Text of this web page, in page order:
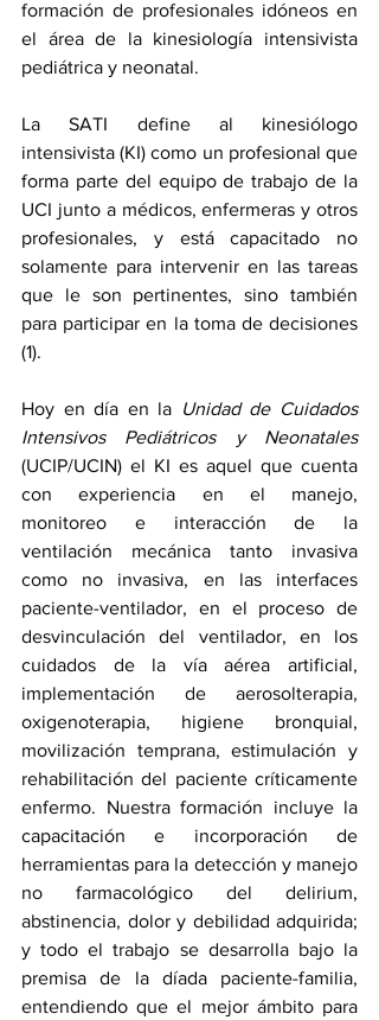
formación de profesionales idóneos en
el área de la kinesiología intensivista
pediátrica y neonatal.
La SATI define al kinesiólogo
intensivista (KI) como un profesional que
forma parte del equipo de trabajo de la
UCI junto a médicos, enfermeras y otros
profesionales, y está capacitado no
solamente para intervenir en las tareas
que le son pertinentes, sino también
para participar en la toma de decisiones
(1).
Hoy en día en la Unidad de Cuidados
Intensivos Pediátricos y Neonatales
(UCIP/UCIN) el KI es aquel que cuenta
con experiencia en el manejo,
monitoreo e interacción de la
ventilación mecánica tanto invasiva
como no invasiva, en las interfaces
paciente-ventilador, en el proceso de
desvinculación del ventilador, en los
cuidados de la vía aérea artificial,
implementación de aerosolterapia,
oxigenoterapia, higiene bronquial,
movilización temprana, estimulación y
rehabilitación del paciente críticamente
enfermo. Nuestra formación incluye la
capacitación e incorporación de
herramientas para la detección y manejo
no farmacológico del delirium,
abstinencia, dolor y debilidad adquirida;
y todo el trabajo se desarrolla bajo la
premisa de la díada paciente-familia,
entendiendo que el mejor ámbito para